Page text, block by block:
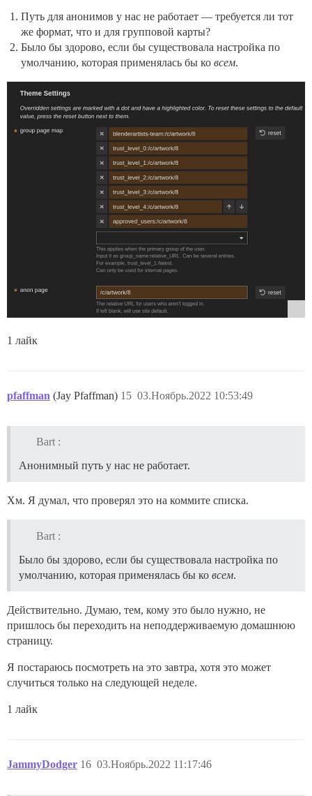
Путь для анонимов у нас не работает — требуется ли тот
же формат, что и для групповой карты?
Было бы здорово, если бы существовала настройка по
умолчанию, которая применялась бы ко всем.
1 лайк
pfaffman (Jay Pfaffman) 03.Ноябрь.2022 10:53:49
15
Bart :
Анонимный путь у нас не работает.
Хм. Я думал, что проверял это на коммите списка.
Bart :
Было бы здорово, если бы существовала настройка по
умолчанию, которая применялась бы ко всем.
Действительно. Думаю, тем, кому это было нужно, не
пришлось бы переходить на неподдерживаемую домашнюю
страницу.
Я постараюсь посмотреть на это завтра, хотя это может
случиться только на следующей неделе.
1 лайк
JammyDodger 03.Ноябрь.2022 11:17:46
16